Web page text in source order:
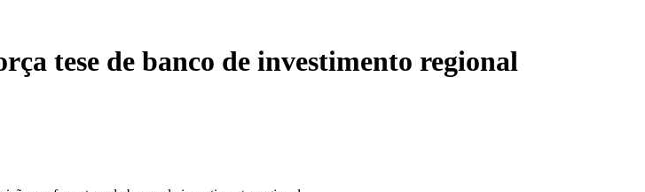
tese de banco de investimento regional